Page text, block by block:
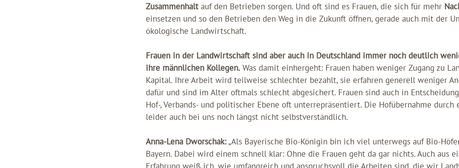
Zusammenhaltauf den Betrieben sorgen. Und oft sind es Frauen, die sich für mehr
einsetzen und so den Betrieben den Weg in die Zukunft öffnen, gerade auch mit der
ökologische Landwirtschaft.
Frauen in der Landwirtschaft sind aber auch in Deutschland immer noch deutlich
ihre männlichen Kollegen. Was damit einhergeht: Frauen haben weniger Zugang zu
Kapital. Ihre Arbeit wird teilweise schlechter bezahlt, sie erfahren generell weniger
dafür und sind im Alter oftmals schlecht abgesichert. Frauen sind auch in
Hof-, Verbands- und politischer Ebene oft unterrepräsentiert. Die Hofübernahme durch
leider auch bei uns noch längst nicht selbstverständlich.
Anna-Lena Dworschak:„Als Bayerische Bio-Königin bin ich viel unterwegs auf Bio-
Bayern. Dabei wird einem schnell klar: Ohne die Frauen geht da gar nichts. Auch aus